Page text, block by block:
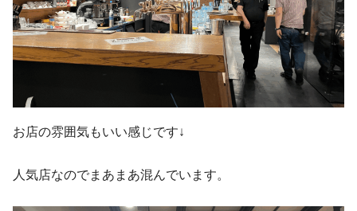
お店の雰囲気もいい感じです↓
人気店なのでまあまあ混んでいます。